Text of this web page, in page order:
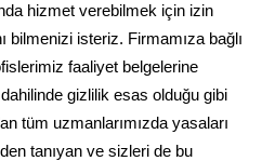
hizmet verebilmek için izin
bilmenizi isteriz. Firmamıza bağlı
faaliyet belgelerine
gizlilik esas olduğu gibi
tüm uzmanlarımızda yasaları
tanıyan ve sizleri de bu